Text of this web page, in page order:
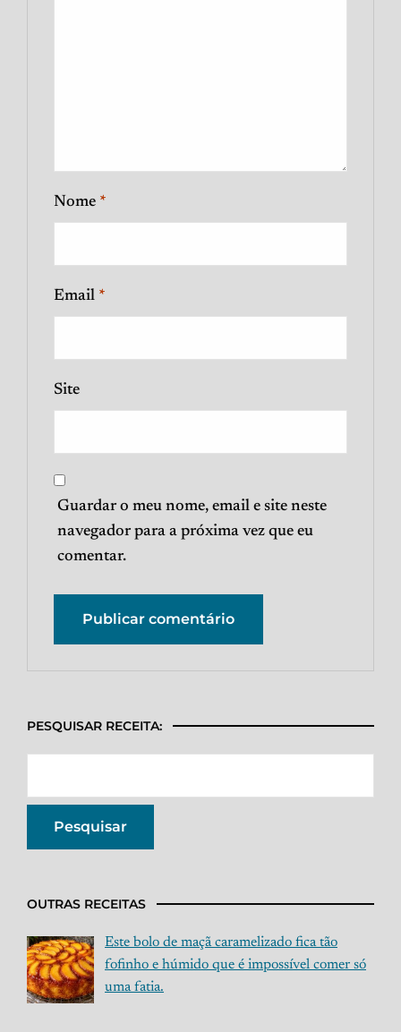
Nome *
Email *
Site
Guardar o meu nome, email e site neste
navegador para a próxima vez que eu
comentar.
PESQUISAR RECEITA:
OUTRAS RECEITAS
Este bolo de maçã caramelizado fica tão
fofinho e húmido que é impossível comer só
uma fatia.